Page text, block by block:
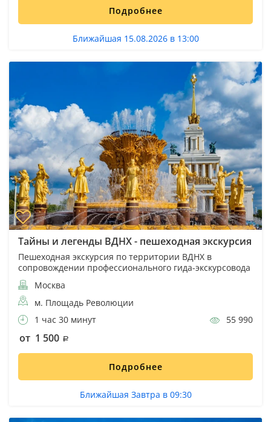
Подробнее
Ближайшая 15.08.2026 в 13:00
Тайны и легенды ВДНХ - пешеходная экскурсия
Пешеходная экскурсия по территории ВДНХ в
сопровождении профессионального гида-экскурсовода
Москва
м. Площадь Революции
1 час 30 минут
55 990
от 1 500
Подробнее
Ближайшая Завтра в 09:30